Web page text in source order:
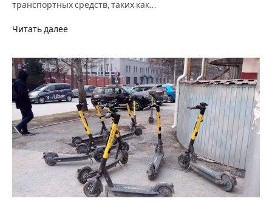
транспортных средств, таких как…
Читать далее